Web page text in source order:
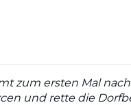
zum ersten Mal
und rette die